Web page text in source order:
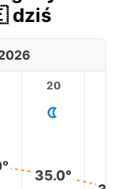
dziś
20
35.0°